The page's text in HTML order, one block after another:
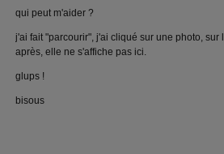
qui peut m'aider ?
j'ai fait "parcourir", j'ai cliqué sur une photo,
après, elle ne s'affiche pas ici.
glups !
bisous